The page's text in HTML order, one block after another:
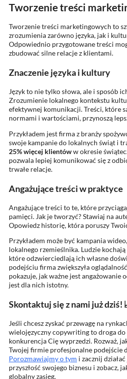
Tworzenie treści
Tworzenie treści marketingowych to
zrozumienia zarówno języka, jak i
Odpowiednio przygotowane treści
zbudować silne relacje z klientami.
Znaczenie języka i kultury
Język to nie tylko słowa, ale i sposób
Zrozumienie lokalnego kontekstu
efektywnej komunikacji. Treści, które
normami i wartościami, przynoszą
Przykładem jest firma z branży
swoje kampanie do lokalnych świąt i
25% więcej klientóww okresie
pozwala lepiej komunikować się z
trwałe relacje.
Angażujące treści w praktyce
Angażujące treści to te, które
pamięci. Jak je tworzyć? Stawiaj na
Opowiedz historię, która poruszy
Przykładem może być kampania
lokalnego rzemieślnika. Ludzie
które odzwierciedlają ich własne
podejściu firma zwiększyła
pokazuje, jak ważne jest angażowanie
jest dla nich istotny.
Skontaktuj się z nami już
Jeśli chcesz zyskać przewagę na
wielojęzyczny copywriting to droga do
konkurencja Cię wyprzedzi. Rozważ,
Twojej firmie profesjonalne podejście
Porozmawiajmy o tym i zacznij
przyszłość swojego biznesu i zobacz,
globalny zasięg.